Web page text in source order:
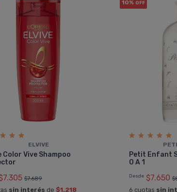
ELVIVE
Color Vive Shampoo
$7.689
sin interés de $1.218
10% OFF
Petit Enfant
0 A 1
Desde $7.650
6 cuotas sin